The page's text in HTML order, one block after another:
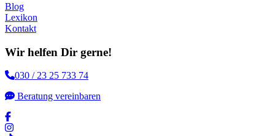
Blog
Lexikon
Kontakt
Wir helfen Dir gerne!
030 / 23 25 733 74
Beratung vereinbaren